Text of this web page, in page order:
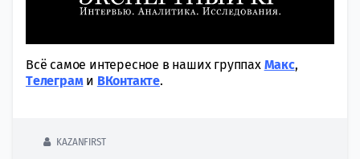
Всё самое интересное в наших группах Макс,
Tелеграми ВКонтакте.
KAZANFIRST